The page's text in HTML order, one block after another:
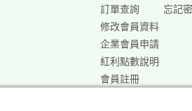
訂單查詢
修改會員資料
企業會員申請
紅利點數說明
會員註冊
忘記